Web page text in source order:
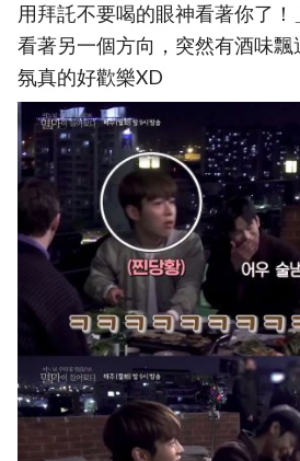
用拜託不要喝的眼神看著你了
看著另一個方向，突然有酒味飄
氛真的好歡樂XD